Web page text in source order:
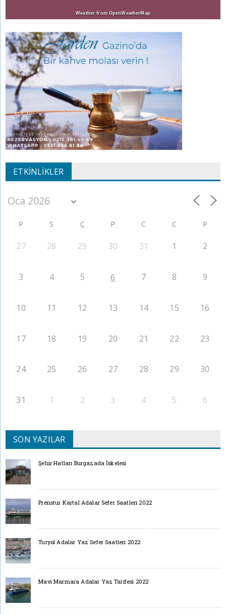
Weather from OpenWeatherMap
ETKINLIKLER
P S Ç P C C P
27 28 29 30 31 1 2
3 4 5 6 7 8 9
10 11 12 13 14 15 16
17 18 19 20 21 22 23
24 25 26 27 28 29 30
31 1 2 3 4 5 6
SON YAZILAR
Şehir Hatları Burgazada İskelesi
Prenstur Kartal Adalar Sefer Saatleri 2022
Turyol Adalar Yaz Sefer Saatleri 2022
Mavi Marmara Adalar Yaz Tarifesi 2022